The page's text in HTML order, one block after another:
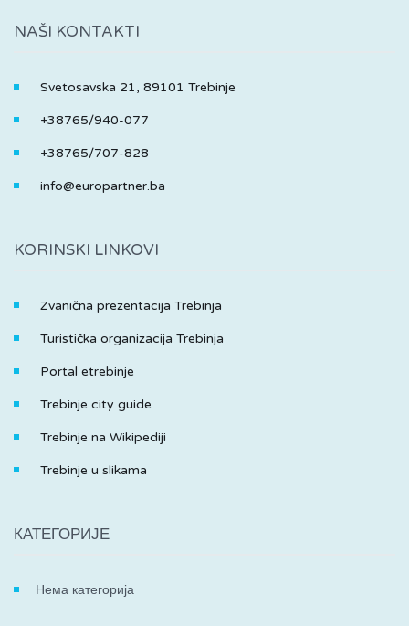
NAŠI KONTAKTI
Svetosavska 21, 89101 Trebinje
+38765/940-077
+38765/707-828
info@europartner.ba
KORINSKI LINKOVI
Zvanična prezentacija Trebinja
Turistička organizacija Trebinja
Portal etrebinje
Trebinje city guide
Trebinje na Wikipediji
Trebinje u slikama
КАТЕГОРИЈЕ
Нема категорија